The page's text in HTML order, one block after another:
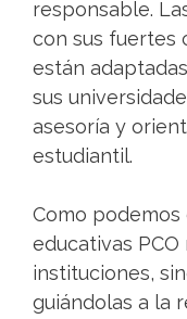
responsable.
con sus fuertes
están
sus
asesoría y
estudiantil.
Como podemos
educativas
instituciones,
guiándolas a la